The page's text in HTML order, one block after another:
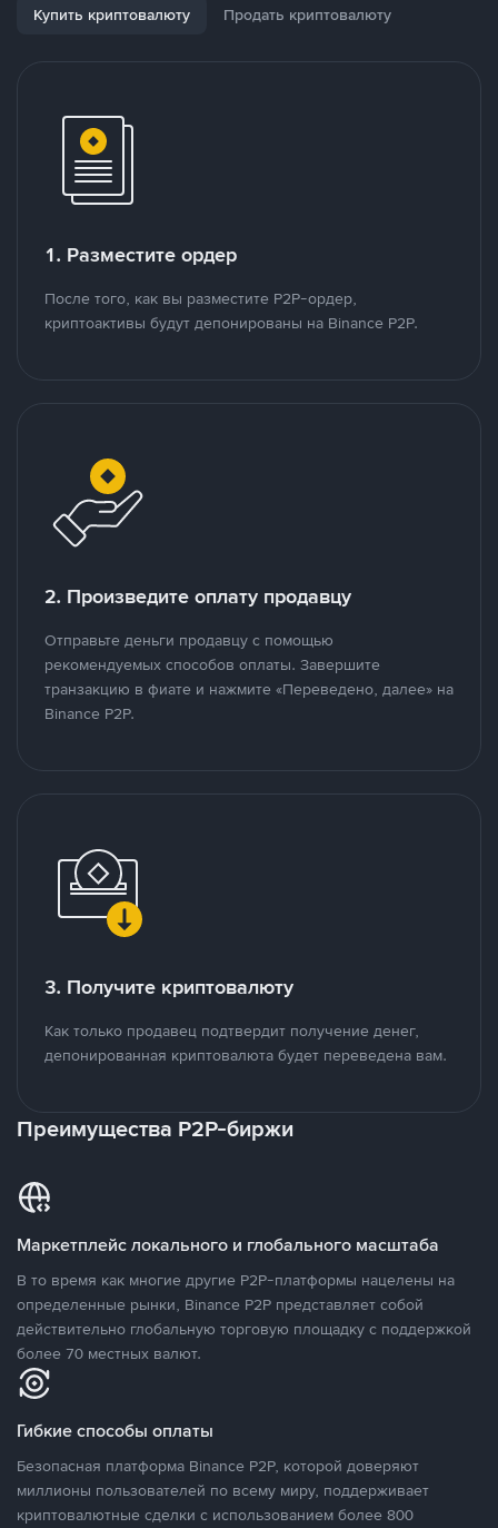
Купить криптовалюту Продать криптовалюту
1. Разместите ордер
После того, как вы разместите P2P-ордер,
криптоактивы будут депонированы на Binance P2P.
2. Произведите оплату продавцу
Отправьте деньги продавцу с помощью
рекомендуемых способов оплаты. Завершите
транзакцию в фиате и нажмите «Переведено, далее» на
Binance P2P.
3. Получите криптовалюту
Как только продавец подтвердит получение денег,
депонированная криптовалюта будет переведена вам.
Преимущества P2P-биржи
Маркетплейс локального и глобального масштаба
В то время как многие другие P2P-платформы нацелены на
определенные рынки, Binance P2P представляет собой
действительно глобальную торговую площадку с поддержкой
более 70 местных валют.
Гибкие способы оплаты
Безопасная платформа Binance P2P, которой доверяют
миллионы пользователей по всему миру, поддерживает
криптовалютные сделки с использованием более 800